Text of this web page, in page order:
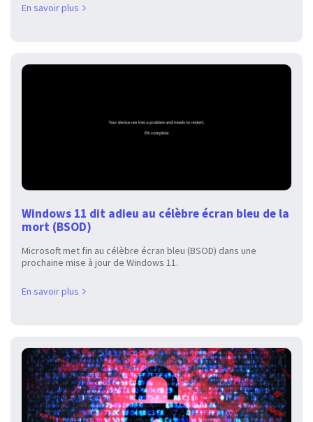
En savoir plus
Windows 11 dit adieu au célèbre écran bleu de la
mort (BSOD)
Microsoft met fin au célèbre écran bleu (BSOD) dans une
prochaine mise à jour de Windows 11.
En savoir plus